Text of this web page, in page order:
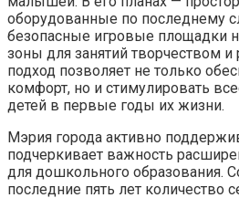
оборудованные по последнему
безопасные игровые площадки
зоны для занятий творчеством и
подход позволяет не только
комфорт, но и стимулировать
детей в первые годы их жизни.
Мэрия города активно
подчеркивает важность
для дошкольного образования.
последние пять лет